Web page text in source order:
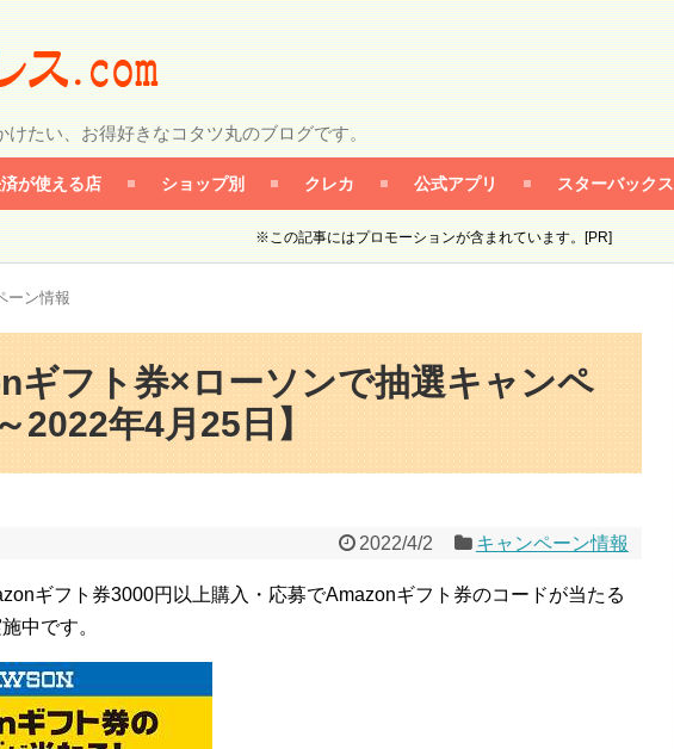
けたい、お得好きなコタツ丸のブログです。
が使える店 ショップ別 クレカ 公式アプリ スターバックス
※この記事にはプロモーションが含まれています。[PR]
ーン情報
ギフト券×ローソンで抽選キャンペ
2022年4月25日】
2022/4/2 キャンペーン情報
ギフト券3000円以上購入・応募でAmazonギフト券のコードが当たる
中です。